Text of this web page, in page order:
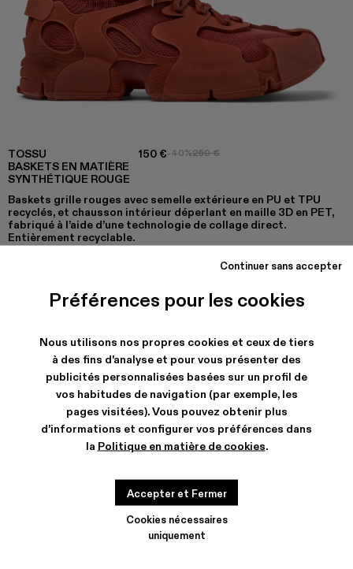
Préférences pour les cookies
Nous utilisons nos propres cookies et ceux de tiers
à des fins d'analyse et pour vous présenter des
publicités personnalisées basées sur un profil de
vos habitudes de navigation (par exemple, les
pages visitées). Vous pouvez obtenir plus
d'informations et configurer vos préférences dans
la Politique en matière de cookies.
Cookies nécessaires
uniquement
Continuer sans accepter
Accepter et Fermer
TOSSU
BASKETS EN MATIÈRE
SYNTHÉTIQUE ROUGE
150 €-40%250 €
Baskets grille rouges avec semelle extérieure en PU et TPU
recyclés, et chausson intérieur déperlant en maille 3D en PET,
fabriqué à l’aide d’une technologie de collage direct.
Entièrement recyclable.
COULEURS:
TOSSU - A500005-034
TOSSU X JUNYA WATANABE - A500005-033
Tossu x CONCEPT(K) - A500005-032
Tossu - A500005-031
EXPÉDITION & GARANTIE
Livraison et retours gratuits our tous les achats.
Livraison express neutre en carbone maintenant disponible.